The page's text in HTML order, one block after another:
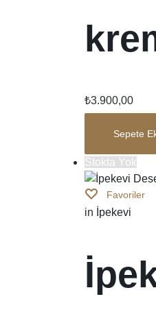
₺3.900,00
Sepete
Stokta Yok
Favoriler
in İpekevi